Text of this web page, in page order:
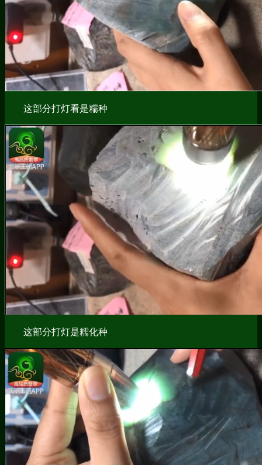
这部分打灯看是糯种
这部分打灯是糯化种